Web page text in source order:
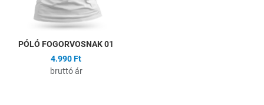
PÓLÓ FOGORVOSNAK 01
4.990 Ft
bruttó ár